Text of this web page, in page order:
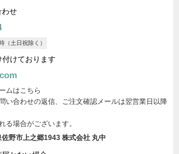
わせ
（土日祝除く）
けております
ムはこちら
い合わせの返信、ご注文確認メールは翌営業日以降
場合がございます。
野市上之郷1943 株式会社 丸中